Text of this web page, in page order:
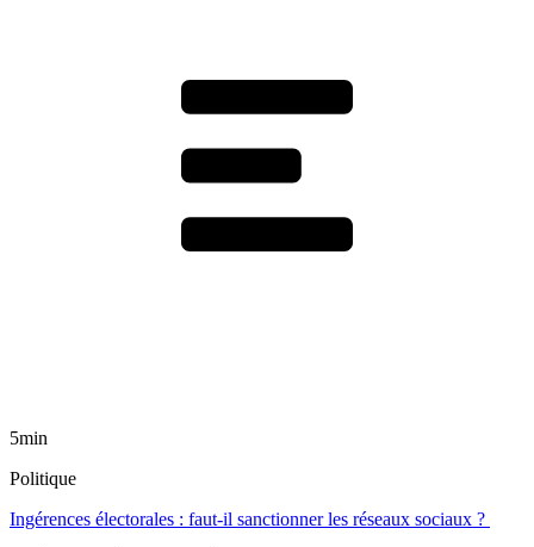
5min
Politique
Ingérences électorales : faut-il sanctionner les réseaux sociaux ?